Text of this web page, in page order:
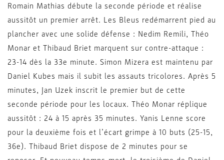
Romain Mathias débute la seconde période et réalise
aussitôt un premier arrêt. Les Bleus redémarrent pied au
plancher avec une solide défense : Nedim Remili, Théo
Monar et Thibaud Briet marquent sur contre-attaque :
23-14 dès la 33e minute. Simon Mizera est maintenu par
Daniel Kubes mais il subit les assauts tricolores. Après 5
minutes, Jan Uzek inscrit le premier but de cette
seconde période pour les locaux. Théo Monar réplique
aussitôt : 24 à 15 après 35 minutes. Yanis Lenne score
pour la deuxième fois et l’écart grimpe à 10 buts (25-15,
36e). Thibaud Briet dispose de 2 minutes pour se